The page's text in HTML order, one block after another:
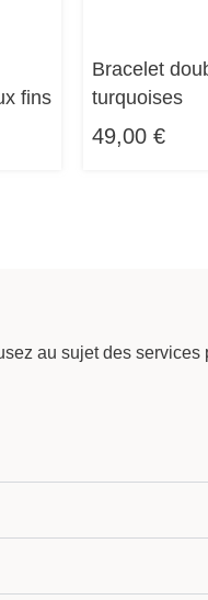
fins
Bracelet
turquoises
49,00 €
au sujet des services